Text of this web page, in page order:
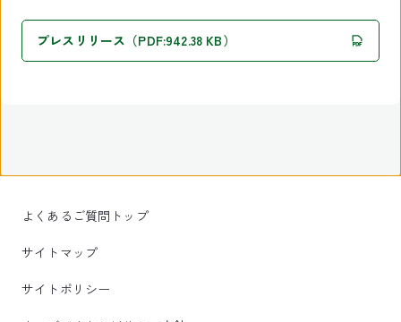
プレスリリース（PDF:942.38 KB）
よくあるご質問トップ
サイトマップ
サイトポリシー